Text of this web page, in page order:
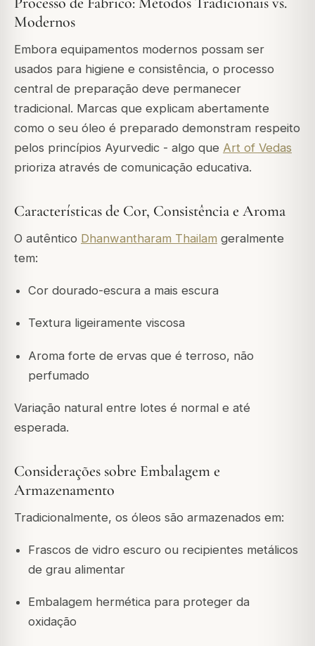
Modernos
Embora equipamentos modernos possam ser
usados para higiene e consistência, o processo
central de preparação deve permanecer
tradicional. Marcas que explicam abertamente
como o seu óleo é preparado demonstram respeito
pelos princípios Ayurvedic - algo que Art of Vedas
prioriza através de comunicação educativa.
Características de Cor, Consistência e Aroma
O autêntico Dhanwantharam Thailam geralmente
tem:
Cor dourado-escura a mais escura
Textura ligeiramente viscosa
Aroma forte de ervas que é terroso, não
perfumado
Variação natural entre lotes é normal e até
esperada.
Considerações sobre Embalagem e
Armazenamento
Tradicionalmente, os óleos são armazenados em:
Frascos de vidro escuro ou recipientes metálicos
de grau alimentar
Embalagem hermética para proteger da
oxidação